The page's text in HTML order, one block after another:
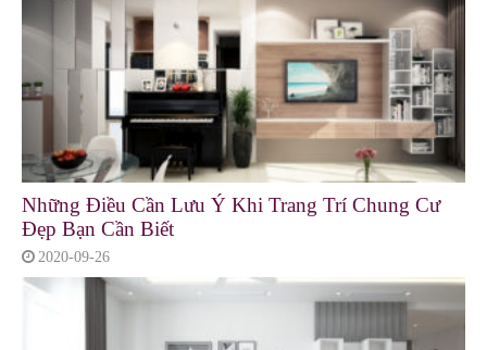
Những Điều Cần Lưu Ý Khi Trang Trí Chung Cư
Đẹp Bạn Cần Biết
2020-09-26